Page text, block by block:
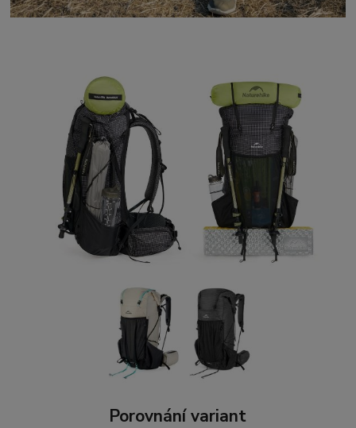
Porovnání variant